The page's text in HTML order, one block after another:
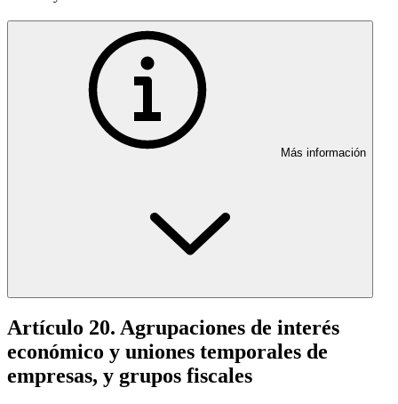
Más información
Artículo 20. Agrupaciones de interés
económico y uniones temporales de
empresas, y grupos fiscales